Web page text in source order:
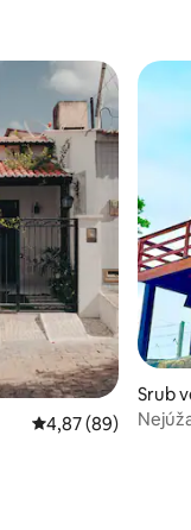
Průměrné
4,87 (89)
Srub
iras